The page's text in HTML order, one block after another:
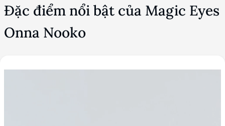
Đặc điểm nổi bật của Magic Eyes
Onna Nooko